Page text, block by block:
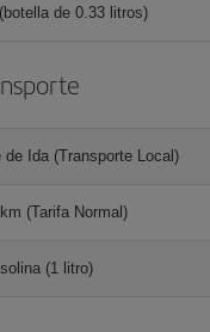
de 0.33 litros)
de Ida (Transporte Local)
(Tarifa Normal)
(1 litro)